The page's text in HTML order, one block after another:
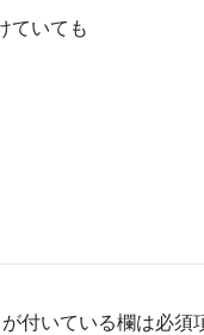
ていても
が付いている欄は必須